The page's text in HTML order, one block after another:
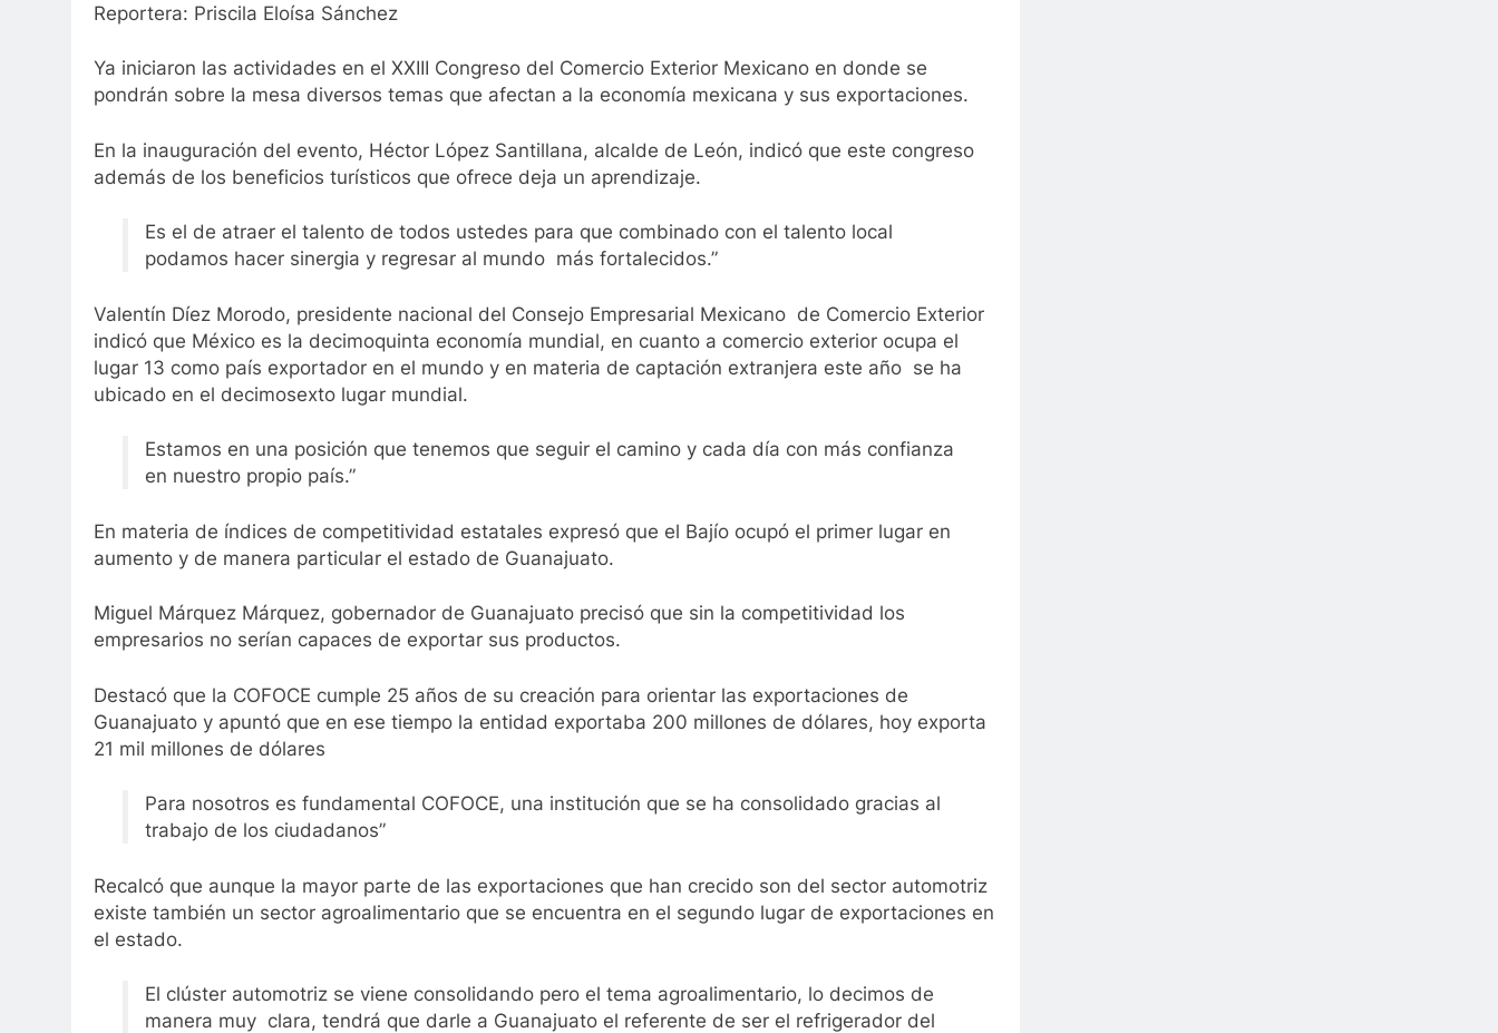
Reportera: Priscila Eloísa Sánchez
Ya iniciaron las actividades en el XXIII Congreso del Comercio Exterior Mexicano en donde se
pondrán sobre la mesa diversos temas que afectan a la economía mexicana y sus exportaciones.
En la inauguración del evento, Héctor López Santillana, alcalde de León, indicó que este congreso
además de los beneficios turísticos que ofrece deja un aprendizaje.
Es el de atraer el talento de todos ustedes para que combinado con el talento local
podamos hacer sinergia y regresar al mundo más fortalecidos.”
Valentín Díez Morodo, presidente nacional del Consejo Empresarial Mexicano de Comercio Exterior
indicó que México es la decimoquinta economía mundial, en cuanto a comercio exterior ocupa el
lugar 13 como país exportador en el mundo y en materia de captación extranjera este año se ha
ubicado en el decimosexto lugar mundial.
Estamos en una posición que tenemos que seguir el camino y cada día con más confianza
en nuestro propio país.”
En materia de índices de competitividad estatales expresó que el Bajío ocupó el primer lugar en
aumento y de manera particular el estado de Guanajuato.
Miguel Márquez Márquez, gobernador de Guanajuato precisó que sin la competitividad los
empresarios no serían capaces de exportar sus productos.
Destacó que la COFOCE cumple 25 años de su creación para orientar las exportaciones de
Guanajuato y apuntó que en ese tiempo la entidad exportaba 200 millones de dólares, hoy exporta
21 mil millones de dólares
Para nosotros es fundamental COFOCE, una institución que se ha consolidado gracias al
trabajo de los ciudadanos”
Recalcó que aunque la mayor parte de las exportaciones que han crecido son del sector automotriz
existe también un sector agroalimentario que se encuentra en el segundo lugar de exportaciones en
el estado.
El clúster automotriz se viene consolidando pero el tema agroalimentario, lo decimos de
manera muy clara, tendrá que darle a Guanajuato el referente de ser el refrigerador del